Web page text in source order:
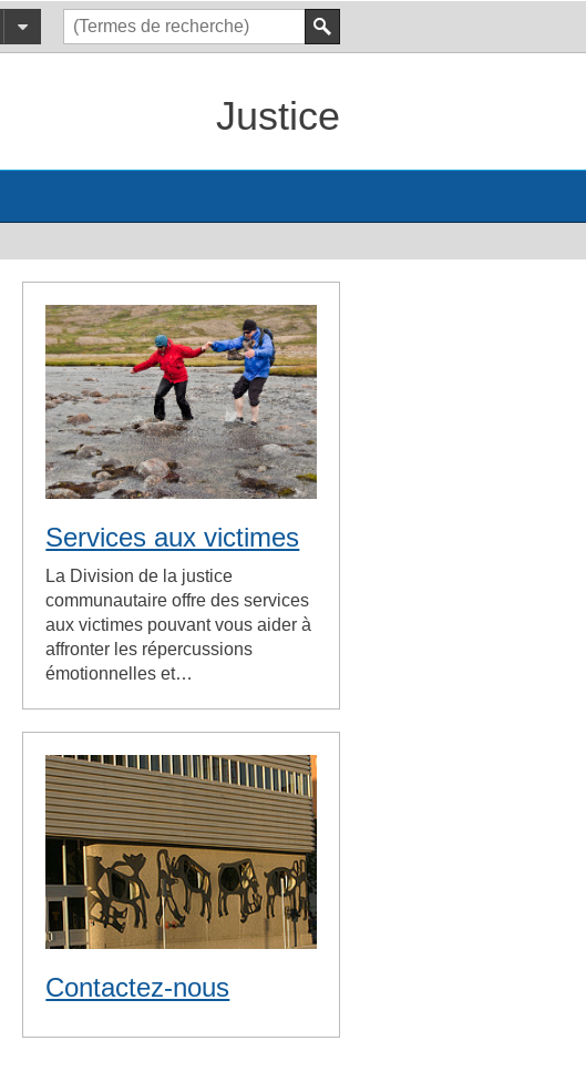
Justice
Services aux victimes
La Division de la justice
communautaire offre des services
aux victimes pouvant vous aider à
affronter les répercussions
émotionnelles et…
Contactez-nous